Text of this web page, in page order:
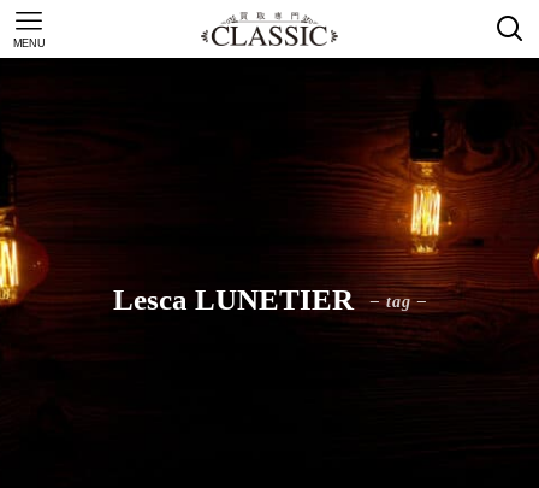
MENU
Lesca LUNETIER – tag –